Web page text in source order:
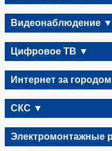
Видеонаблюдение ▼
Цифровое ТВ ▼
Интернет за
СКС ▼
Электромонтажные